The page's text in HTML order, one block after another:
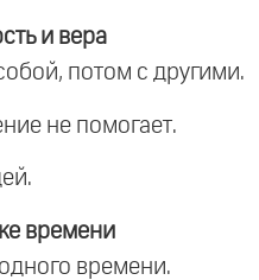
и вера
потом с другими.
не помогает.
времени
времени.